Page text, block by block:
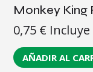
Monkey King
0,75 € Incluye
AÑADIR AL